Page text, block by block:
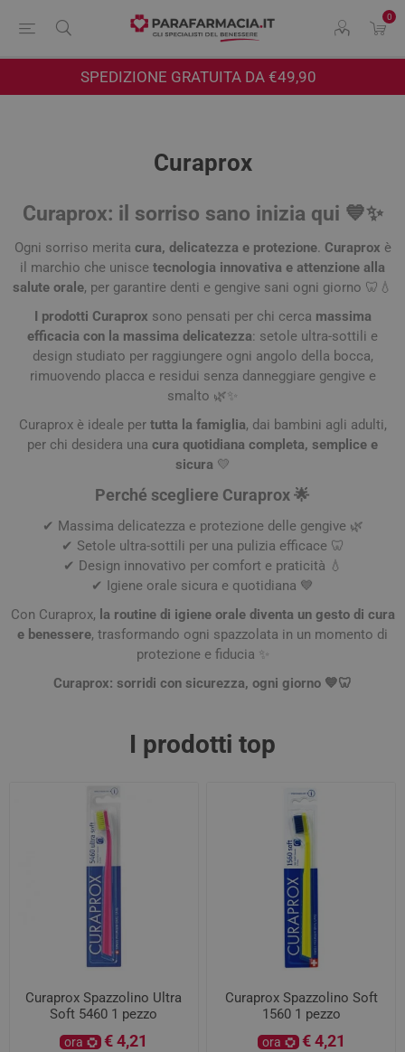
0
SPEDIZIONE GRATUITA DA €49,90
Curaprox
Curaprox: il sorriso sano inizia qui 💙✨
Ogni sorriso merita cura, delicatezza e protezione. Curaprox è
il marchio che unisce tecnologia innovativa e attenzione alla
salute orale, per garantire denti e gengive sani ogni giorno 🦷💧
I prodotti Curaprox sono pensati per chi cerca massima
efficacia con la massima delicatezza: setole ultra-sottili e
design studiato per raggiungere ogni angolo della bocca,
rimuovendo placca e residui senza danneggiare gengive e
smalto 🌿✨
Curaprox è ideale per tutta la famiglia, dai bambini agli adulti,
per chi desidera una cura quotidiana completa, semplice e
sicura💛
Perché scegliere Curaprox 🌟
✔ Massima delicatezza e protezione delle gengive 🌿
✔ Setole ultra-sottili per una pulizia efficace 🦷
✔ Design innovativo per comfort e praticità 💧
✔ Igiene orale sicura e quotidiana 💙
Con Curaprox, la routine di igiene orale diventa un gesto di cura
e benessere, trasformando ogni spazzolata in un momento di
protezione e fiducia ✨
Curaprox: sorridi con sicurezza, ogni giorno 💙🦷
I prodotti top
Curaprox Spazzolino Ultra
Soft 5460 1 pezzo
ora € 4,21
Curaprox Spazzolino Soft
1560 1 pezzo
ora € 4,21